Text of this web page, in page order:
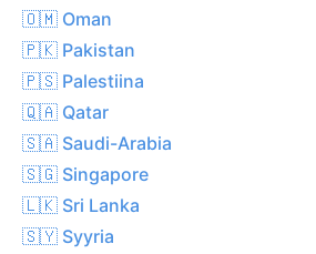
🇴🇲 Oman
🇵🇰 Pakistan
🇵🇸 Palestiina
🇶🇦 Qatar
🇸🇦 Saudi-Arabia
🇸🇬 Singapore
🇱🇰 Sri Lanka
🇸🇾 Syyria